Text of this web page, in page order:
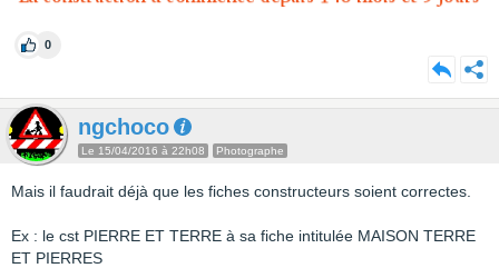
0
ngchoco
Le 15/04/2016 à 22h08 Photographe
Mais il faudrait déjà que les fiches constructeurs soient correctes.
Ex : le cst PIERRE ET TERRE à sa fiche intitulée MAISON TERRE
ET PIERRES